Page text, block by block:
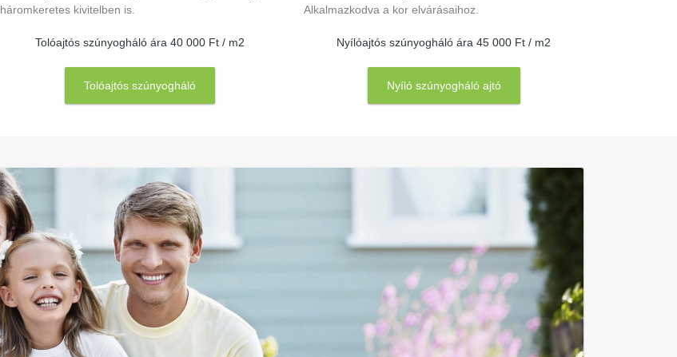
háromkeretes kivitelben is.
Tolóajtós szúnyogháló ára 40 000 Ft / m2
Tolóajtós szúnyogháló
Alkalmazkodva a kor elvárásaihoz.
Nyílóajtós szúnyogháló ára 45 000 Ft / m2
Nyíló szúnyogháló ajtó